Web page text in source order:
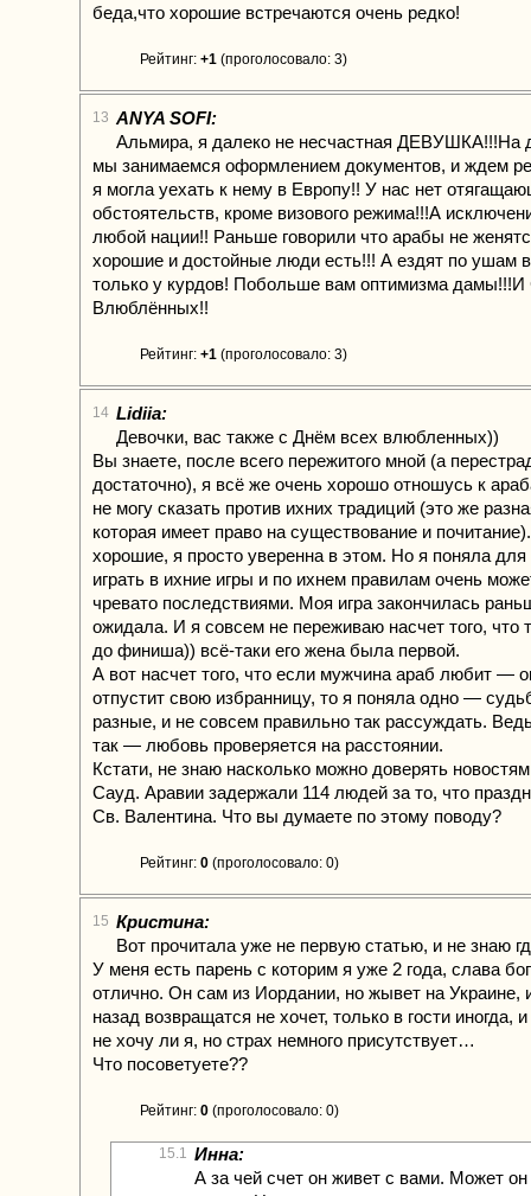
беда,что хорошие встречаются очень редко!
Рейтинг: +1 (проголосовало: 3)
13 ANYA SOFI:
Альмира, я далеко не несчастная ДЕВУШКА!!!На
мы занимаемся оформлением документов, и ждем
я могла уехать к нему в Европу!! У нас нет
обстоятельств, кроме визового режима!!!А
любой нации!! Раньше говорили что арабы не
хорошие и достойные люди есть!!! А ездят по ушам
только у курдов! Побольше вам оптимизма
Влюблённых!!
Рейтинг: +1 (проголосовало: 3)
14 Lidiia:
Девочки, вас также с Днём всех влюбленных))
Вы знаете, после всего пережитого мной (а
достаточно), я всё же очень хорошо отношусь к
не могу сказать против ихних традиций (это же
которая имеет право на существование и
хорошие, я просто уверенна в этом. Но я поняла
играть в ихние игры и по ихнем правилам очень
чревато последствиями. Моя игра закончилась
ожидала. И я совсем не переживаю насчет того, что
до финиша)) всё-таки его жена была первой.
А вот насчет того, что если мужчина араб любит —
отпустит свою избранницу, то я поняла одно —
разные, и не совсем правильно так рассуждать.
так — любовь проверяется на расстоянии.
Кстати, не знаю насколько можно доверять
Сауд. Аравии задержали 114 людей за то, что
Св. Валентина. Что вы думаете по этому поводу?
Рейтинг: 0 (проголосовало: 0)
15 Кристина:
Вот прочитала уже не первую статью, и не знаю
У меня есть парень с которим я уже 2 года, слава
отлично. Он сам из Иордании, но жывет на Украине,
назад возвращатся не хочет, только в гости иногда,
не хочу ли я, но страх немного присутствует…
Что посоветуете??
Рейтинг: 0 (проголосовало: 0)
15.1 Инна:
А за чей счет он живет с вами. Может